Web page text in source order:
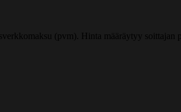
(pvm). Hinta määräytyy soittajan